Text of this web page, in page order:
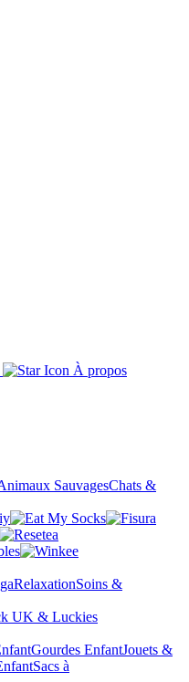
À propos
SauvagesChats &
RelaxationSoins &
Gourdes EnfantJouets &
Sacs à